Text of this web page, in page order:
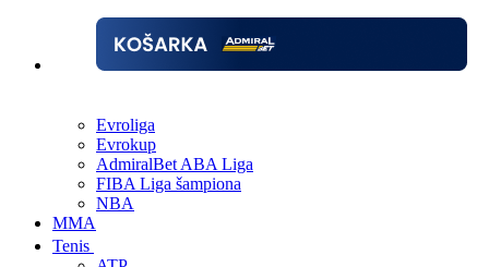
Evroliga
Evrokup
AdmiralBet ABA Liga
FIBA Liga šampiona
NBA
MMA
Tenis